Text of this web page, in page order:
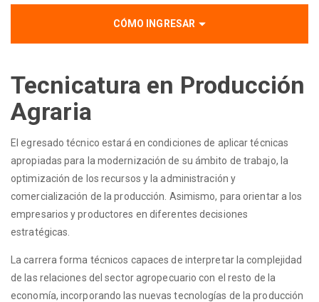
CÓMO INGRESAR
Tecnicatura en Producción
Agraria
El egresado técnico estará en condiciones de aplicar técnicas
apropiadas para la modernización de su ámbito de trabajo, la
optimización de los recursos y la administración y
comercialización de la producción. Asimismo, para orientar a los
empresarios y productores en diferentes decisiones
estratégicas.
La carrera forma técnicos capaces de interpretar la complejidad
de las relaciones del sector agropecuario con el resto de la
economía, incorporando las nuevas tecnologías de la producción